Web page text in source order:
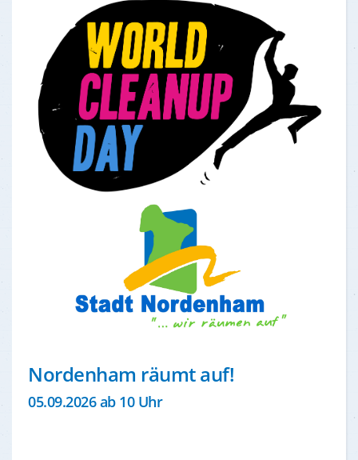
Nordenham räumt auf!
05.09.2026 ab 10 Uhr